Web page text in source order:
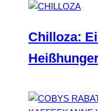
Chilloza: